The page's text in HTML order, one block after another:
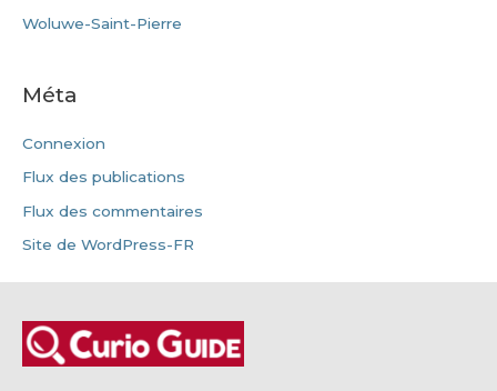
Woluwe-Saint-Pierre
Méta
Connexion
Flux des publications
Flux des commentaires
Site de WordPress-FR